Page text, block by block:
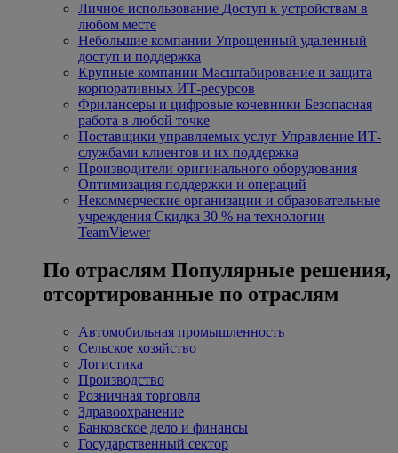
Личное использование Доступ к устройствам в
любом месте
Небольшие компании Упрощенный удаленный
доступ и поддержка
Крупные компании Масштабирование и защита
корпоративных ИТ-ресурсов
Фрилансеры и цифровые кочевники Безопасная
работа в любой точке
Поставщики управляемых услуг Управление ИТ-
службами клиентов и их поддержка
Производители оригинального оборудования
Оптимизация поддержки и операций
Некоммерческие организации и образовательные
учреждения Скидка 30 % на технологии
TeamViewer
По отраслям Популярные решения,
отсортированные по отраслям
Автомобильная промышленность
Сельское хозяйство
Логистика
Производство
Розничная торговля
Здравоохранение
Банковское дело и финансы
Государственный сектор